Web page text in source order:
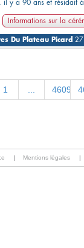
il y a 90 ans et résidait à
Informations sur la
Du Plateau Picard 27
1 4609
| Mentions légales |